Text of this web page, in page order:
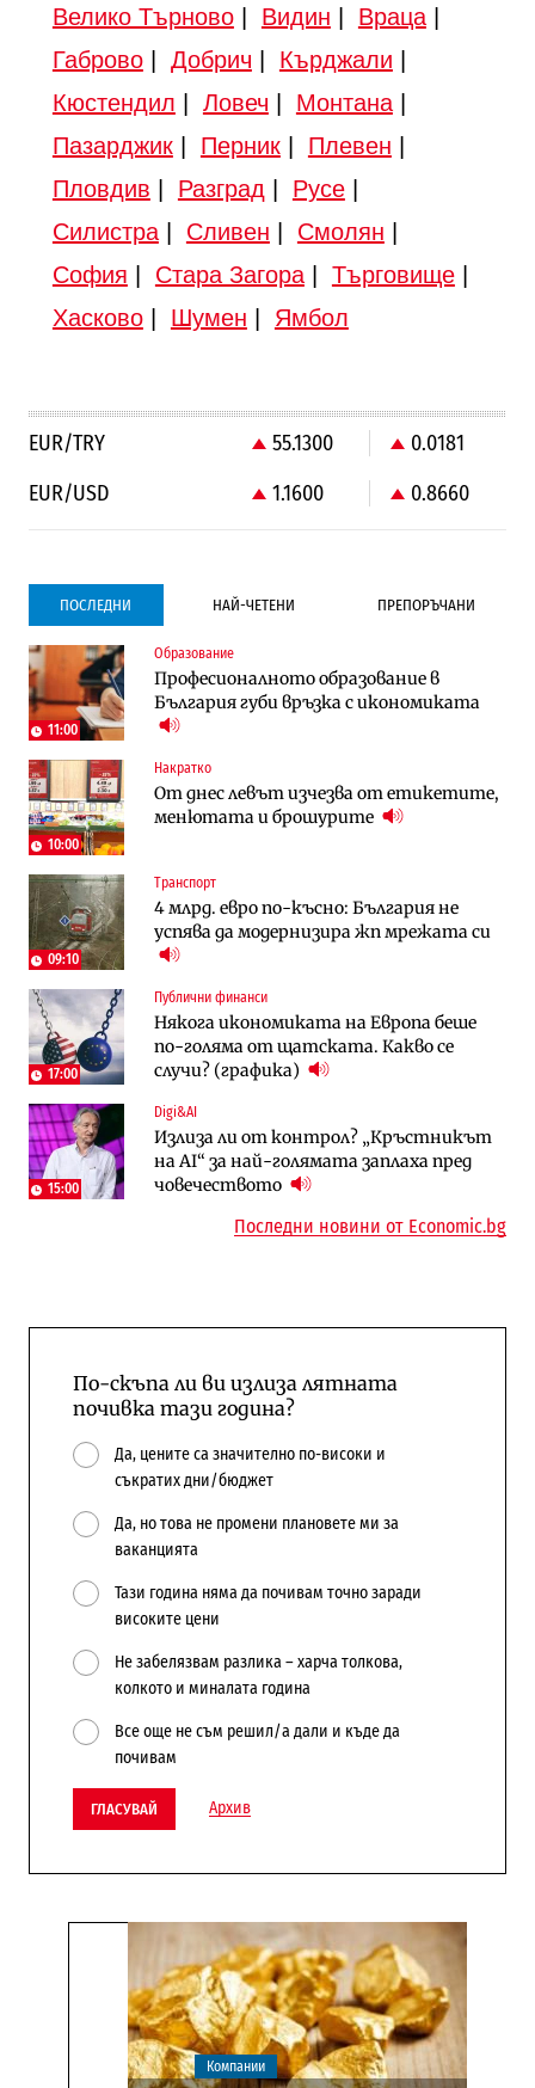
Велико Търново| Видин Враца|
Габрово| Добрич Кърджали
Кюстендил
Ловеч Монтана|
Пазарджик| Перник| Плевен
Пловдив
Разград| Русе|
Силистра| Сливен Смолян
София
Стара Загора| Търговище|
Хасково| Шумен Ямбол
EUR/TRY 55.1300
0.0181
EUR/USD
1.1600 0.8660
ПОСЛЕДНИ НАЙ-ЧЕТЕНИ ПРЕПОРЪЧАНИ
11:00
Образование
Професионалното образование в
България губи връзка с икономиката
10:00
Накратко
От днес левът изчезва от етикетите,
менютата и брошурите
09:10
Транспорт
4 млрд. евро по-късно: България не
успява да модернизира жп мрежата си
17:00
Публични финанси
Някога икономиката на Европа беше
по-голяма от щатската. Какво се
случи? (графика)
15:00
Digi&AI
Излиза ли от контрол? „Кръстникът
на AI“ за най-голямата заплаха пред
човечеството
Градоустройство
Столична община избра изпълнител за
преместването на трамвайното
трасе по бул. „Скобелев“
Компании
Vivacom предлага над 150 устройства с
90% отстъпка през август
Компании
„Ендуросат“ ще строи огромен
космически и отбранителен център в
Доброславци
Енергетика
Държавният ТЕЦ „Марица изток 2“
работи с 5 блока
Енергетика
АЕЦ „Козлодуй“ ще работи само още
няколко седмици, ако сушата продължи
Компании
Vivacom предлага над 150 устройства с
90% отстъпка през август
Градоустройство
Столична община избра изпълнител за
преместването на трамвайното
Енергетика
Държавният ТЕЦ „Марица изток 2“
работи с 5 блока
Компании
„Ендуросат“ ще строи огромен
космически и отбранителен център в
Доброславци
Регулации
Лекарствата за редки болести
попадат в капан на обществените
поръчки?
Последни новини от Economic.bg
По-скъпа ли ви излиза лятната
почивка тази година?
Да, цените са значително по-високи и
съкратих дни/бюджет
Да, но това не промени плановете ми за
ваканцията
Тази година няма да почивам точно заради
високите цени
Не забелязвам разлика – харча толкова,
колкото и миналата година
Все още не съм решил/а дали и къде да
почивам
ГЛАСУВАЙ Архив
Компании